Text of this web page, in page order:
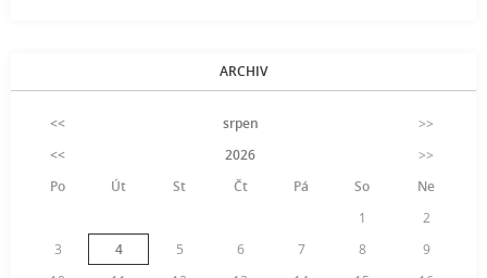
ARCHIV
<< srpen
>>
<<
2026
>>
Po
Út St Čt Pá So
Ne
1
2
3
4 5 6 7 8
9